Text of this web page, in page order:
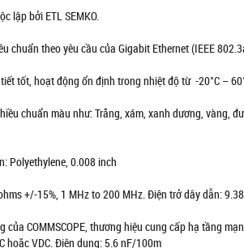
lập bởi ETL SEMKO.
chuẩn theo yêu cầu của Gigabit Ethernet (IEEE
tốt, hoạt động ổn định trong nhiệt độ từ -20°C –
chuẩn màu như: Trắng, xám, xanh dương, vàng,
Polyethylene, 0.008 inch
+/-15%, 1 MHz to 200 MHz. Điện trở dây dẫn:
của COMMSCOPE, thương hiệu cung cấp hạ tầng
hoặc VDC. Điện dung: 5.6 nF/100m